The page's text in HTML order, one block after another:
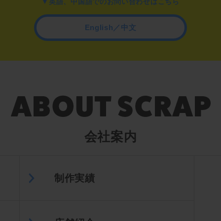
English／中文
会社案内
制作実績